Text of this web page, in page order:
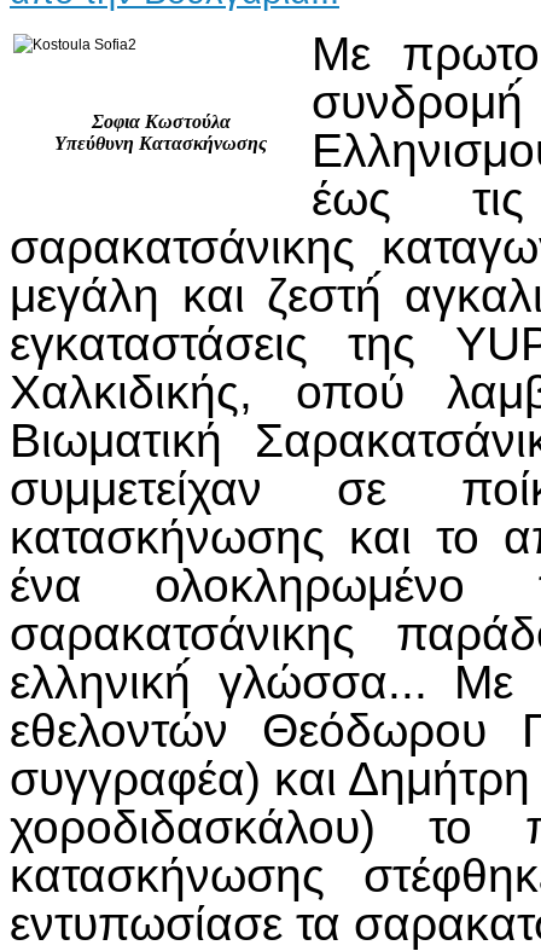
Σοφια Κωστούλα
Yπεύθυνη Kατασκήνωσης
Με
έως
σαρακατσάνικης
μεγάλη και ζεστή́
εγκαταστάσεις της
Χαλκιδικής, οπού
Βιωματική
συμμετείχαν σε
κατασκήνωσης και το
ένα ολοκληρωμένο
σαρακατσάνικης
ελληνική́ γλώσσα... Με
εθελοντών Θεόδωρου
συγγραφέα) και Δημήτρη
χοροδιδασκάλου) το
κατασκήνωσης
εντυπωσίασε τα